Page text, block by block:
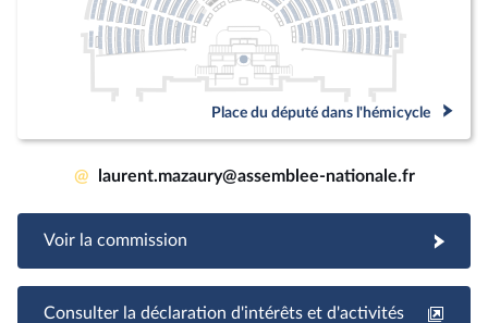
Place du député dans l'hémicycle
@ laurent.mazaury@assemblee-nationale.fr
Voir la commission
Consulter la déclaration d'intérêts et d'activités